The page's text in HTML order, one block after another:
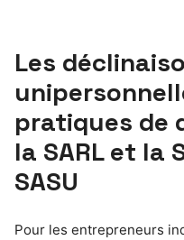
Les
pratiques de
la SARL et la
SASU
Pour les entrepreneurs